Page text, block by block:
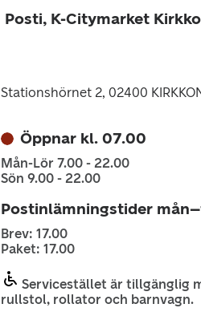
Posti, K-Citymarket
Stationshörnet 2, 02400
Öppnar kl. 07.00
Mån-Lör 7.00 - 22.00
Sön 9.00 - 22.00
Postinlämningstider
Brev: 17.00
Paket: 17.00
Servicestället är tillgänglig
rullstol, rollator och barnvagn.